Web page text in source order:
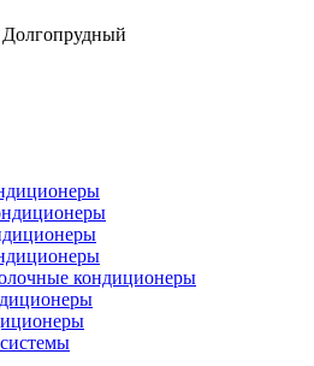
Долгопрудный
кондиционеры